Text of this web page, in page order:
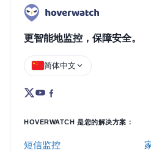
更智能地监控，保障安全。
简体中文
HOVERWATCH 是您的解决方案：
短信监控